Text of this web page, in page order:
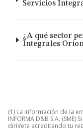
Servicios
¿A qué sector
Integrales
(1) La información de la
INFORMA D&B S.A.
dirígete acreditando tu